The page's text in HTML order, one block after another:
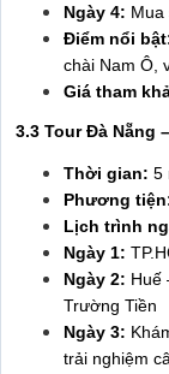
Ngày 4: Mua
Điểm nổi
chài Nam Ô,
Giá tham
3.3 Tour Đà Nẵng
Thời gian: 5
Phương
Lịch trình
Ngày 1:
Ngày 2: Huế
Trường Tiền
Ngày 3:
trải nghiệm